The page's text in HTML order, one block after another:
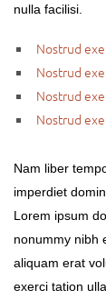
nulla facilisi.
Nostrud
Nostrud
Nostrud
Nostrud
Nam liber
imperdiet
Lorem ipsum
nonummy nibh
aliquam erat
exerci tation